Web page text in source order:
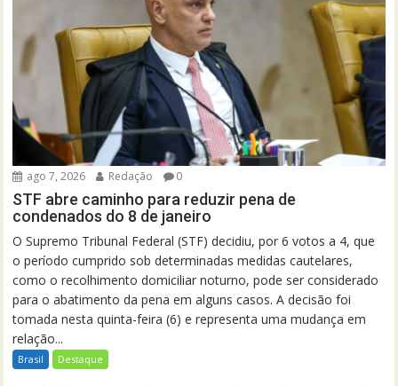
ago 7, 2026 Redação 0
STF abre caminho para reduzir pena de
condenados do 8 de janeiro
O Supremo Tribunal Federal (STF) decidiu, por 6 votos a 4, que
o período cumprido sob determinadas medidas cautelares,
como o recolhimento domiciliar noturno, pode ser considerado
para o abatimento da pena em alguns casos. A decisão foi
tomada nesta quinta-feira (6) e representa uma mudança em
relação...
Brasil Destaque